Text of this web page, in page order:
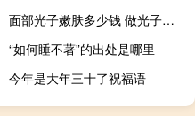
面部光子嫩肤多少钱 做光子嫩肤要多少钱
“如何睡不著”的出处是哪里
今年是大年三十了祝福语